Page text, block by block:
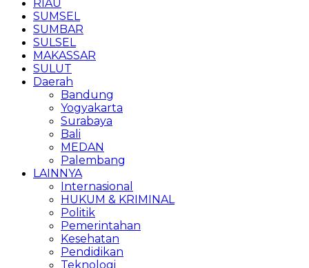
RIAU
SUMSEL
SUMBAR
SULSEL
MAKASSAR
SULUT
Daerah
Bandung
Yogyakarta
Surabaya
Bali
MEDAN
Palembang
LAINNYA
Internasional
HUKUM & KRIMINAL
Politik
Pemerintahan
Kesehatan
Pendidikan
Teknologi